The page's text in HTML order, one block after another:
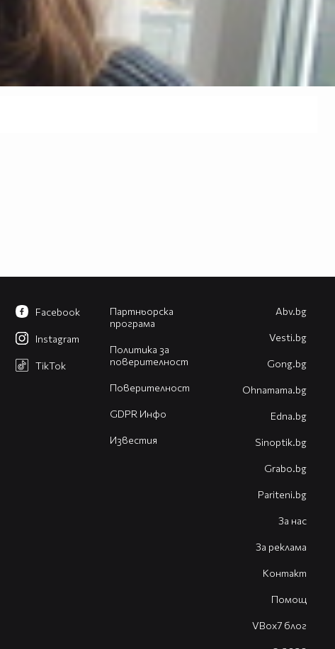
Партньорска
програма
Политика за
поверителност
Поверителност
GDPR Инфо
Известия
Facebook
Instagram
TikTok
Abv.bg
Vesti.bg
Gong.bg
Оhnamama.bg
Edna.bg
Sinoptik.bg
Grabo.bg
Pariteni.bg
За нас
За реклама
Контакт
Помощ
VBox7 блог